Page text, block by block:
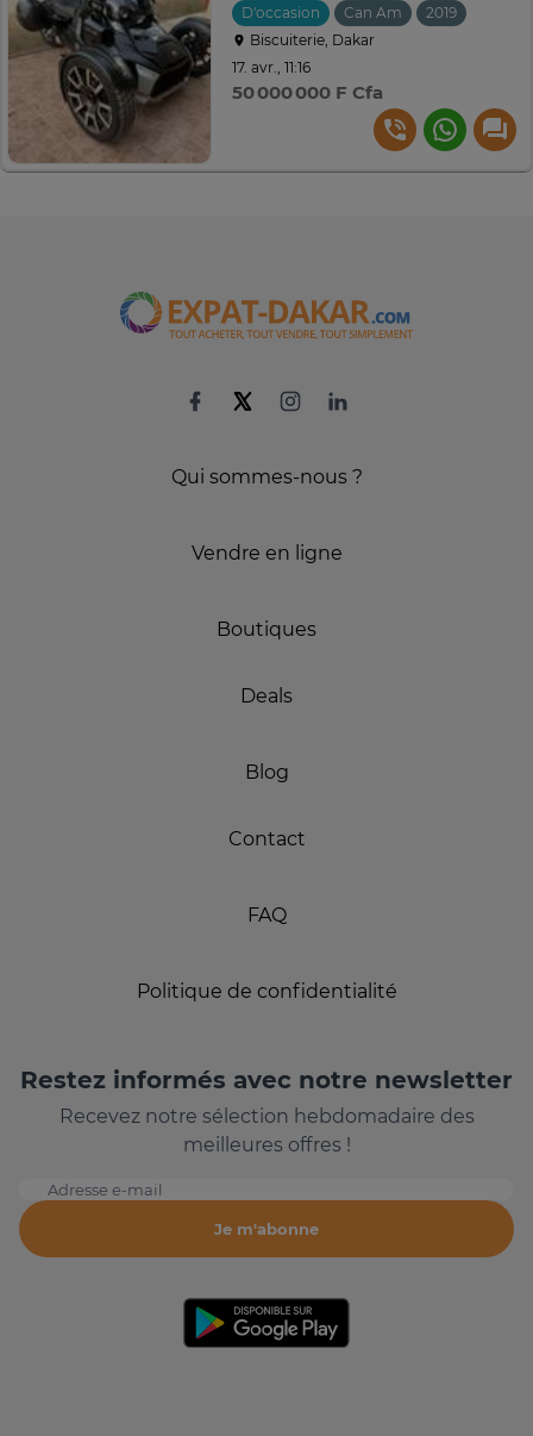
D'occasion Can Am
2019
Biscuiterie, Dakar
17. avr., 11:16
50 000 000 F Cfa
Qui sommes-nous ?
Vendre en ligne
Boutiques
Deals
Blog
Contact
FAQ
Politique de confidentialité
Restez informés avec notre newsletter
Recevez notre sélection hebdomadaire des
meilleures offres !
Adresse e-mail
Je m'abonne